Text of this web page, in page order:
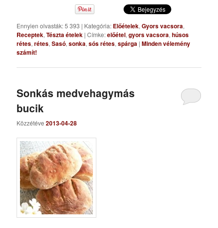
Ennyien olvasták: 5 393 | Kategória: Előételek,Gyors vacsora,
Receptek,Tészta ételek |Címke:előétel,gyors vacsora,húsos
rétes,rétes,Sasó,sonka,sós rétes,spárga |Minden vélemény
számít!
Sonkás medvehagymás
bucik
Közzétéve2013-04-28